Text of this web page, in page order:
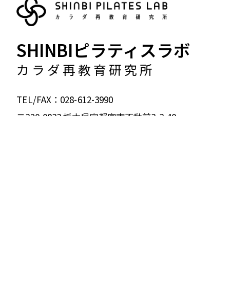
SHINBIピラティスラボ
カラダ再教育研究所
TEL/FAX：028-612-3990
〒320-0833 栃木県宇都宮市不動前3-3-40